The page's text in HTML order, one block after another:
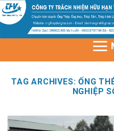
Skip
to
TAG ARCHIVES:ỐNG
NGHIỆP